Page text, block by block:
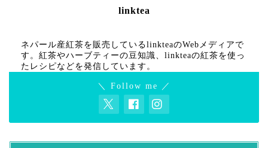
linktea
ネパール産紅茶を販売しているlinkteaのWebメディアで
す。紅茶やハーブティーの豆知識、linkteaの紅茶を使っ
たレシピなどを発信しています。
＼ Follow me ／